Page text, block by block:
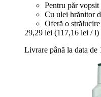
Pentru păr
Cu ulei hrănitor
Oferă o
29,29 lei (117,16 lei / l)
Livrare până la data de